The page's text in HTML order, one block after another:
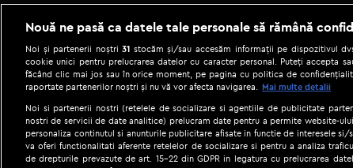
Gestionați preferințele|
Nouă ne pasă ca datele tale personale să rămână
Noi și partenerii noștri31 stocăm și/sau accesăm informații pe dispozitivul
cookie unici pentru prelucrarea datelor cu caracter personal. Puteți accepta
făcând clic mai jos sau în orice moment, pe pagina cu politica de
raportate partenerilor noștri și nu vă vor afecta navigarea.
Mai multe detalii
Noi si partenerii nostri (retelele de socializare si agentiile de publicitate
nostri de servicii de date analitice) prelucram date pentru a permite website-
personaliza continutul si anunturile publicitare afisate in functie de interesele si/
va oferi functionalitati aferente retelelor de socializare si pentru a analiza
de drepturile prevazute de art. 15-22 din GDPR in legatura cu prelucrarea